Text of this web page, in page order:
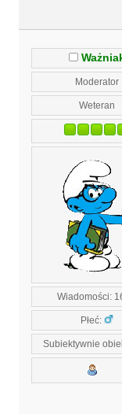
Moderator
Weteran
Wiadomości:
Płeć:
Subiektywnie